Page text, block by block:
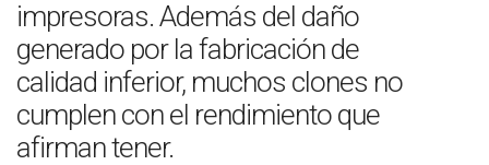
impresoras. Además del daño
generado por la fabricación de
calidad inferior, muchos clones no
cumplen con el rendimiento que
afirman tener.